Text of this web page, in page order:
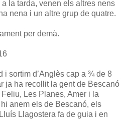
la tarda, venen els altres nens
nena i un altre grup de quatre.
per demà.
i sortim d’Anglès cap a ¾ de 8
ja ha recollit la gent de Bescanó
Les Planes, Amer i la
anem els de Bescanó, els
Llagostera fa de guia i en